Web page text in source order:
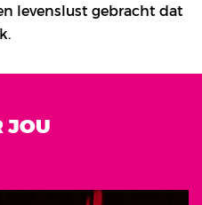
levenslust gebracht dat
JOU